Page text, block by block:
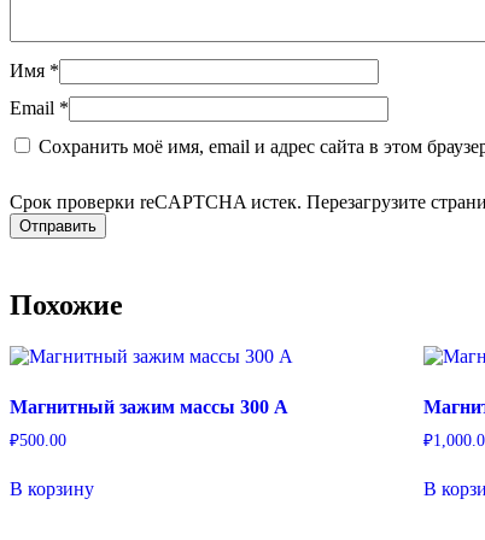
Имя *
Email *
Сохранить моё имя, email и адрес сайта в этом
Срок проверки reCAPTCHA истек. Перезагрузите
Похожие
Магнитный зажим массы 300 А
₽500.00
В корзину
₽
В